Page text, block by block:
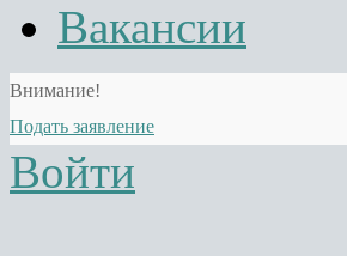
Вакансии
Внимание!
Подать заявление
Войти